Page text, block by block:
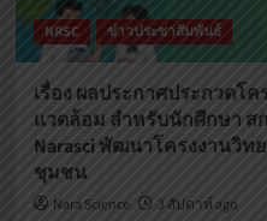
NRSC ข่าวประชาสัมพันธ์
เรื่อง ผลประกาศประกวดโ
แวดล้อม สำหรับนักศึกษา ส
Narasci พัฒนาโครงงานวิท
ชุมชน
Nara Science 3 สัปดาห์ ago